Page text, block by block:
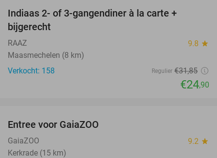
Indiaas 2- of 3-gangendiner à la carte +
bijgerecht
RAAZ 9.8 star
Maasmechelen (8 km)
Verkocht: 158
Regulier €31,85
€24,90
Entree voor GaiaZOO
GaiaZOO 9.2 star
Kerkrade (15 km)